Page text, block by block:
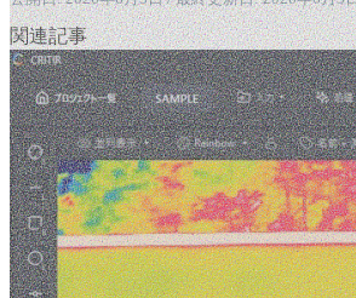
関連記事